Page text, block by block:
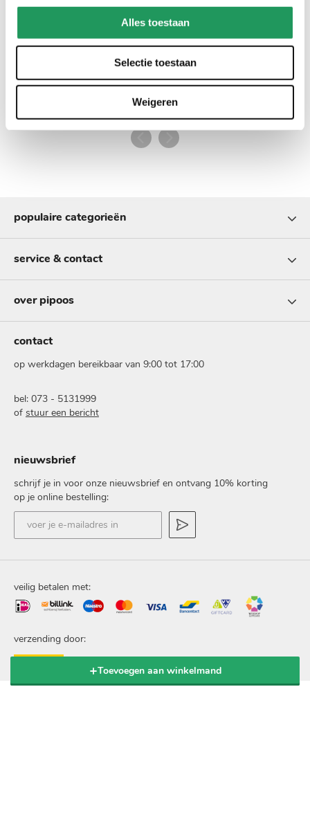
Alles toestaan
Selectie toestaan
Weigeren
Toevoegen aan winkelmand
contact
op werkdagen bereikbaar van 9:00 tot 17:00
bel: 073 - 5131999
of stuur een bericht
nieuwsbrief
schrijf je in voor onze nieuwsbrief en ontvang 10% korting
op je online bestelling:
voer
mailadres
populaire categorieën
service & contact
over pipoos
veilig betalen met:
verzending door: